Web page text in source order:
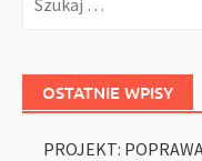
OSTATNIE WPISY
PROJEKT: